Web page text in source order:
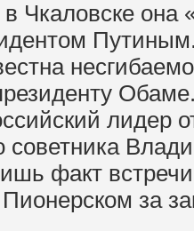
Чкаловске она
лидер
советника
факт
за